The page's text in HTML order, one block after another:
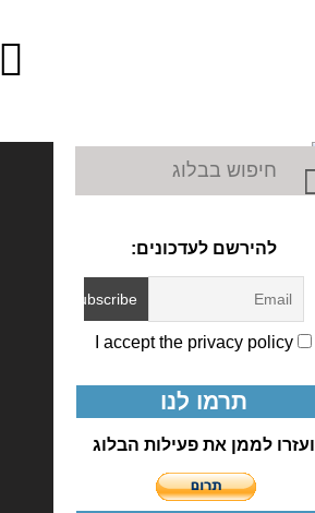
להירשם לעדכונים:
תרמו לנו
ועזרו לממן את פעילות הבלוג